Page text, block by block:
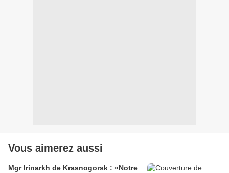
Vous aimerez aussi
Mgr Irinarkh de Krasnogorsk : «Notre